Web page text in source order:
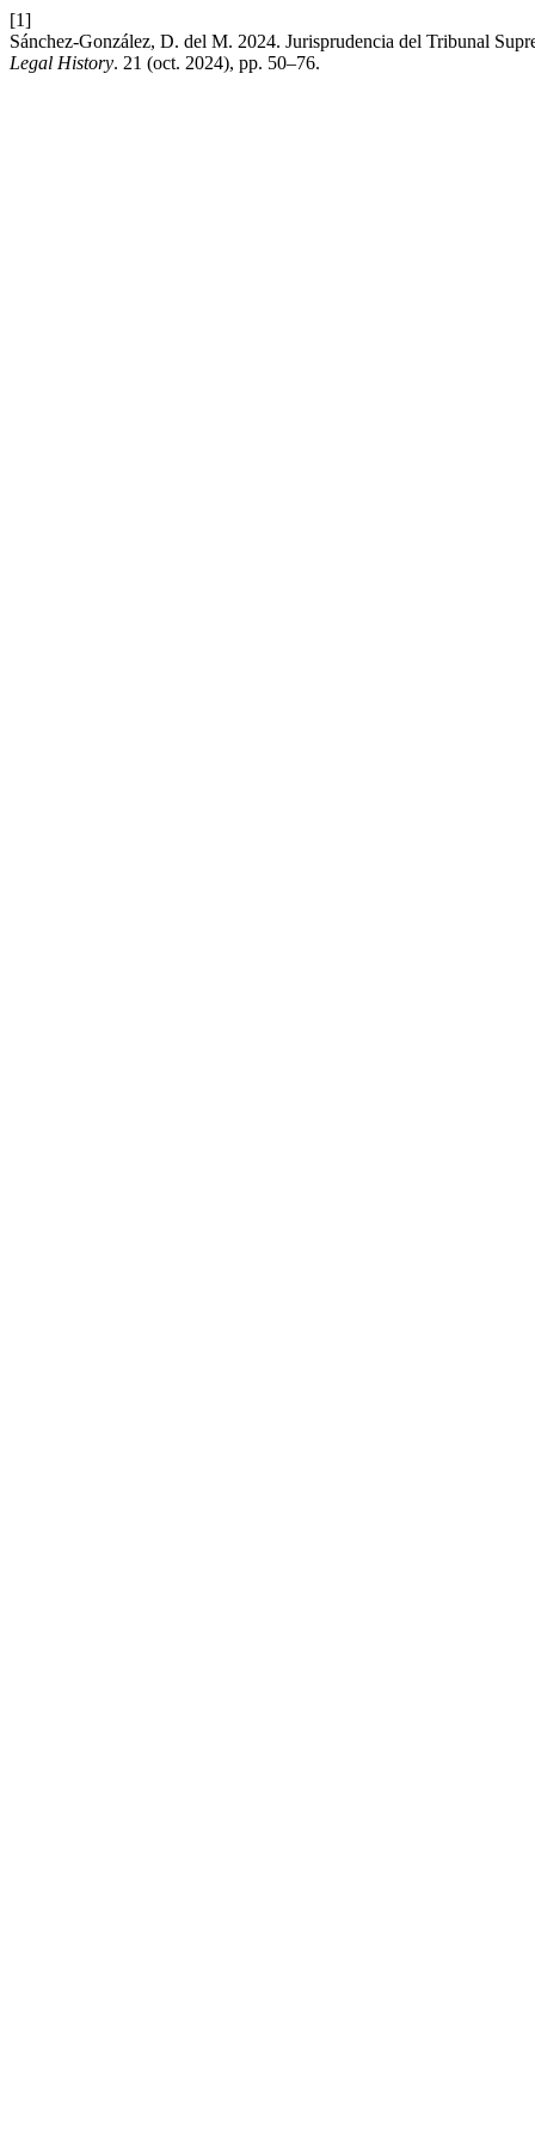
[1]
Sánchez-González, D. del M. 2024. Jurisprudencia del Tribunal
Legal History. 21 (oct. 2024), pp. 50–76.